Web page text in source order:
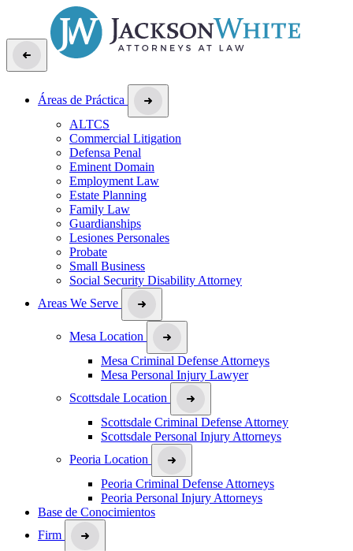
Áreas de Práctica
ALTCS
Commercial Litigation
Defensa Penal
Eminent Domain
Employment Law
Estate Planning
Family Law
Guardianships
Lesiones Personales
Probate
Small Business
Social Security Disability Attorney
Areas We Serve
Mesa Location
Mesa Criminal Defense Attorneys
Mesa Personal Injury Lawyer
Scottsdale Location
Scottsdale Criminal Defense Attorney
Scottsdale Personal Injury Attorneys
Peoria Location
Peoria Criminal Defense Attorneys
Peoria Personal Injury Attorneys
Base de Conocimientos
Firm